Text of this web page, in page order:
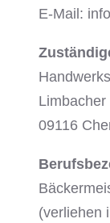
E-Mail:
09116
(verliehen